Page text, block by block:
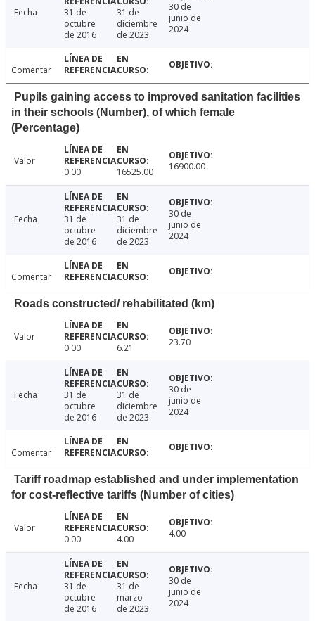
Fecha
31 de
octubre
de 2016
31 de
diciembre
de 2023
30 de
junio de
2024
Comentar
Pupils gaining access to improved sanitation facilities
in their schools (Number), of which female
(Percentage)
Valor
0.00
16525.00 16900.00
Fecha
31 de
octubre
de 2016
31 de
diciembre
de 2023
30 de
junio de
2024
Comentar
Roads constructed/ rehabilitated (km)
Valor
0.00
6.21 23.70
Fecha
31 de
octubre
de 2016
31 de
diciembre
de 2023
30 de
junio de
2024
Comentar
Tariff roadmap established and under implementation
for cost-reflective tariffs (Number of cities)
Valor
0.00
4.00 4.00
Fecha
31 de
octubre
de 2016
31 de
marzo
de 2023
30 de
junio de
2024